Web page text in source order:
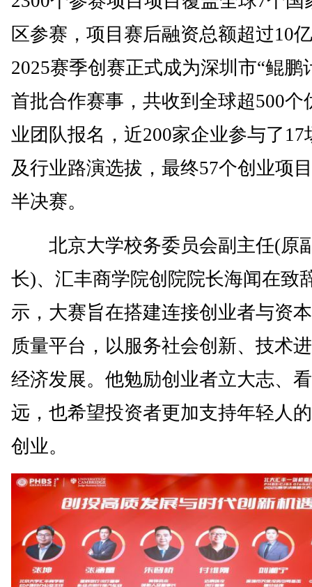
区参赛，项目赛后融资总额超过10
2025赛季创赛正式成为深圳市“鲲鹏
首批合作赛事，共收到全球超500个
业团队报名，近200家企业参与了17
及行业路演选拔，最终57个创业项
半决赛。
北京大学校务委员会副主任(原
长)、汇丰商学院创院院长海闻在致
示，大赛旨在搭建连接创业者与资
质量平台，以服务社会创新、技术
经济发展。他勉励创业者立大志、
远，也希望投资者更加支持年轻人
创业。